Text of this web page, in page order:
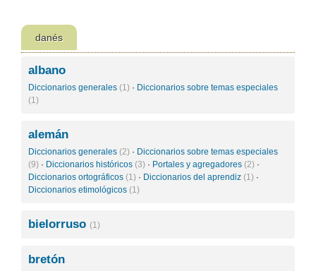
danés
albano
Diccionarios generales (1) · Diccionarios sobre temas especiales
(1)
alemán
Diccionarios generales (2) · Diccionarios sobre temas especiales
(9) · Diccionarios históricos (3) · Portales y agregadores (2) ·
Diccionarios ortográficos (1) · Diccionarios del aprendiz (1) ·
Diccionarios etimológicos (1)
bielorruso (1)
bretón